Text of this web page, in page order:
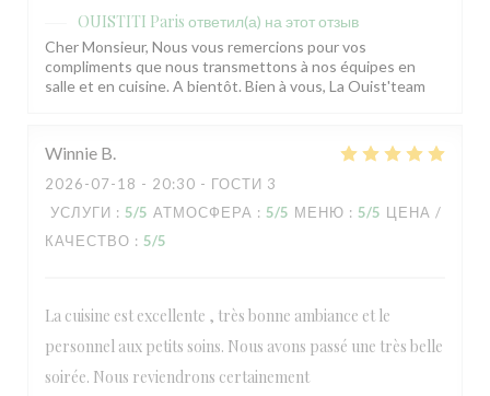
OUISTITI Paris ответил(а) на этот отзыв
Cher Monsieur, Nous vous remercions pour vos
compliments que nous transmettons à nos équipes en
salle et en cuisine. A bientôt. Bien à vous, La Ouist'team
Winnie B
2026-07-18 - 20:30 - ГОСТИ 3
УСЛУГИ : 5/5 АТМОСФЕРА : 5/5 МЕНЮ : 5/5 ЦЕНА /
КАЧЕСТВО : 5/5
La cuisine est excellente , très bonne ambiance et le
personnel aux petits soins. Nous avons passé une très belle
soirée. Nous reviendrons certainement